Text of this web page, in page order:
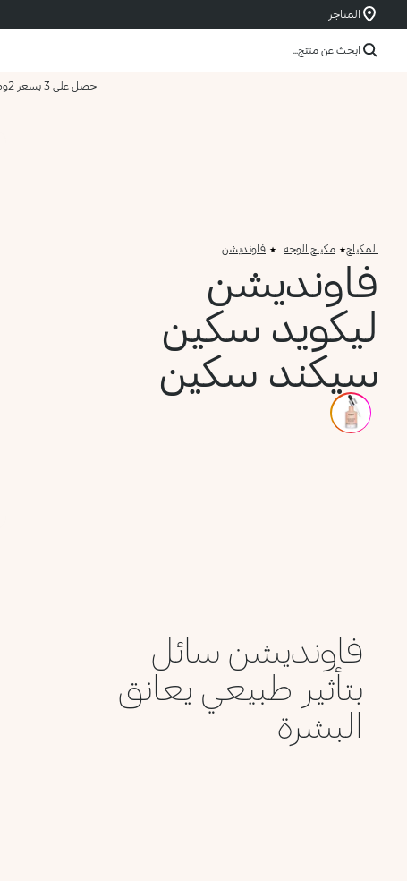
المتاجر
ابحث عن منتج...
احصل على 3 بسعر 2
المكياج مكياج الوجه فاونديشن
فاونديشن
ليكويد سكين
سيكند سكين
فاونديشن سائل
بتأثير طبيعي يعانق
البشرة